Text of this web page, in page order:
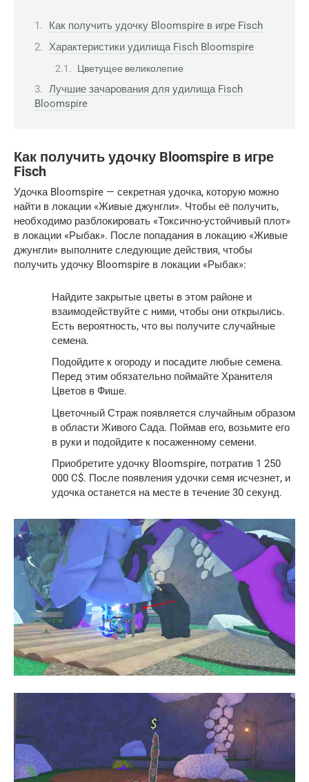
Как получить удочку Bloomspire в игре Fisch
Характеристики удилища Fisch Bloomspire
Цветущее великолепие
Лучшие зачарования для удилища Fisch
Bloomspire
Как получить удочку Bloomspire в игре
Fisch
Удочка Bloomspire — секретная удочка, которую можно
найти в локации «Живые джунгли». Чтобы её получить,
необходимо разблокировать «Токсично-устойчивый плот»
в локации «Рыбак». После попадания в локацию «Живые
джунгли» выполните следующие действия, чтобы
получить удочку Bloomspire в локации «Рыбак»:
Найдите закрытые цветы в этом районе и
взаимодействуйте с ними, чтобы они открылись.
Есть вероятность, что вы получите случайные
семена.
Подойдите к огороду и посадите любые семена.
Перед этим обязательно поймайте Хранителя
Цветов в Фише.
Цветочный Страж появляется случайным образом
в области Живого Сада. Поймав его, возьмите его
в руки и подойдите к посаженному семени.
Приобретите удочку Bloomspire, потратив 1 250
000 C$. После появления удочки семя исчезнет, ​​и
удочка останется на месте в течение 30 секунд.